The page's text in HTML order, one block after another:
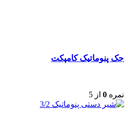
جک پنوماتیک کامپکت
نمره 0 از 5